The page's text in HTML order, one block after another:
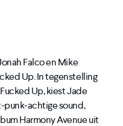
Falco en Mike
Up. In tegenstelling
Up, kiest Jade
punk-achtige sound,
Harmony Avenue uit